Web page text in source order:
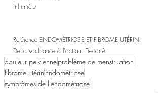
Infirmière
Référence ENDOMÉTRIOSE ET FIBROME UTÉRIN,
De la souffrance à l'action. Trécarré.
douleur pelvienneproblème de menstruation
fibrome utérin Endométriose
symptômes de l'endométriose